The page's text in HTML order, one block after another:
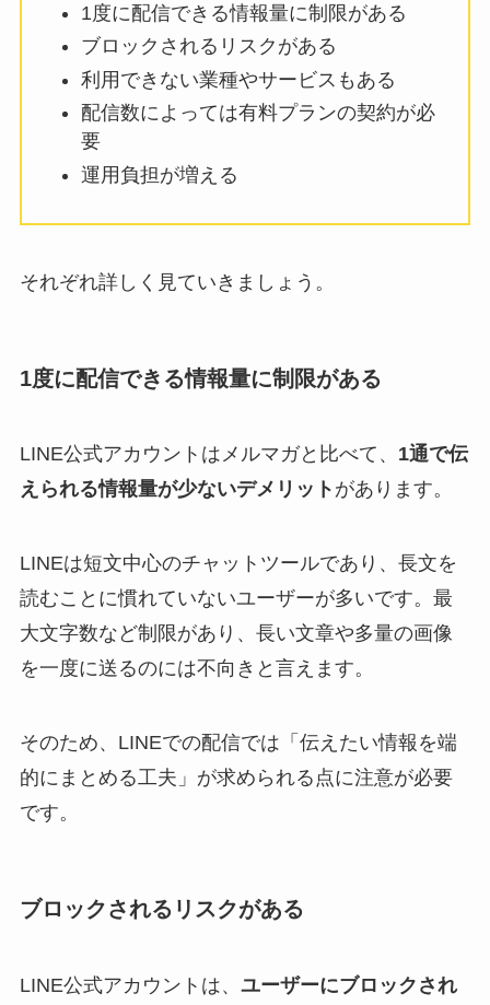
1度に配信できる情報量に制限がある
ブロックされるリスクがある
利用できない業種やサービスもある
配信数によっては有料プランの契約が必
要
運用負担が増える
それぞれ詳しく見ていきましょう。
1度に配信できる情報量に制限がある
LINE公式アカウントはメルマガと比べて、 1通で伝
えられる情報量が少ないデメリット があります。
LINEは短文中心のチャットツールであり、長文を
読むことに慣れていないユーザーが多いです。最
大文字数など制限があり、長い文章や多量の画像
を一度に送るのには不向きと言えます。
そのため、LINEでの配信では「伝えたい情報を端
的にまとめる工夫」が求められる点に注意が必要
です。
ブロックされるリスクがある
LINE公式アカウントは、 ユーザーにブロックされ